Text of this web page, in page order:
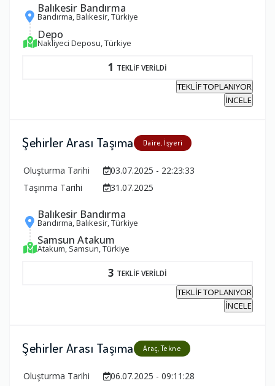
Balıkesir Bandırma
Bandırma, Balıkesir, Türkiye
Depo
Nakliyeci Deposu, Türkiye
1 TEKLİF VERİLDİ
TEKLİF TOPLANIYOR
İNCELE
Şehirler Arası Taşıma Daire, İşyeri
Oluşturma Tarihi
03.07.2025 - 22:23:33
Taşınma Tarihi
31.07.2025
Balıkesir Bandırma
Bandırma, Balıkesir, Türkiye
Samsun Atakum
Atakum, Samsun, Türkiye
3 TEKLİF VERİLDİ
TEKLİF TOPLANIYOR
İNCELE
Şehirler Arası Taşıma Araç, Tekne
Oluşturma Tarihi
06.07.2025 - 09:11:28